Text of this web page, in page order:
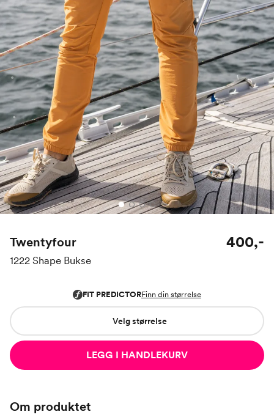
Twentyfour
1222 Shape Bukse
400,-
Velg størrelse
LEGG I HANDLEKURV
Om produktet